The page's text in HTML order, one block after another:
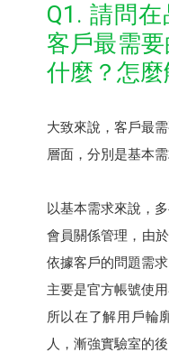
Q1. 請問在
客戶最需
什麼？怎麼
大致來說，客戶最
層面，分別是基本需
以基本需求來說，
會員關係管理，由
依據客戶的問題需
主要是官方帳號使
所以在了解用戶輪
人，漸強實驗室的